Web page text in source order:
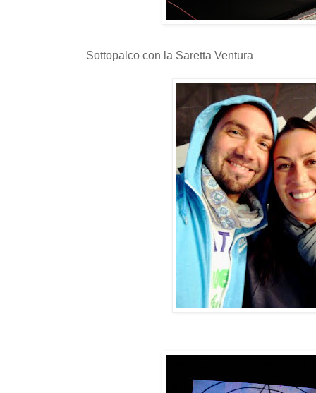
Sottopalco con la Saretta Ventura